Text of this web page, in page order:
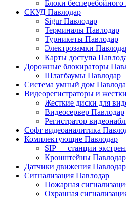
Блоки
СКУД Павлодар
Sigur Павлодар
Терминалы Павлодар
Турникеты Павлодар
Электрозамки
Карты доступа
Дорожные блокираторы
Шлагбаумы Павлодар
Система умный дом
Видеорегистраторы и
Жесткие диски для
Видеосервер Павлодар
Регистратор
Софт видеоаналитика
Комплектующие Павлодар
SIP — станции
Кронштейны Павлодар
Датчики движения Павлодар
Сигнализация Павлодар
Пожарная
Охранная